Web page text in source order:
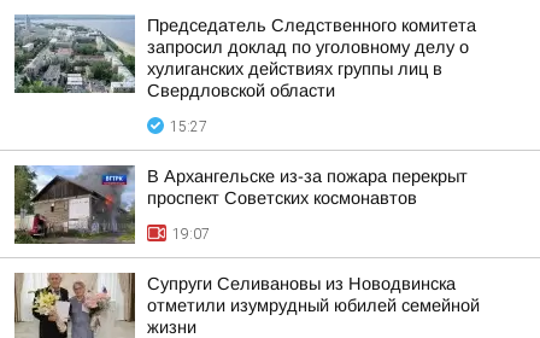
Председатель Следственного комитета
запросил доклад по уголовному делу о
хулиганских действиях группы лиц в
Свердловской области
15:27
В Архангельске из-за пожара перекрыт
проспект Советских космонавтов
19:07
Супруги Селивановы из Новодвинска
отметили изумрудный юбилей семейной
жизни